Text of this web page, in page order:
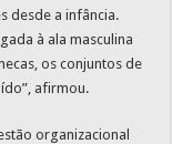
desde a infância.
à ala masculina
os conjuntos de
afirmou.
organizacional